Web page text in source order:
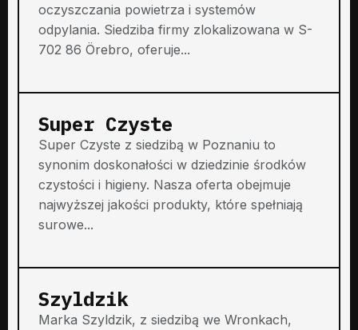
oczyszczania powietrza i systemów
odpylania. Siedziba firmy zlokalizowana w S-
702 86 Örebro, oferuje...
Super Czyste
Super Czyste z siedzibą w Poznaniu to
synonim doskonałości w dziedzinie środków
czystości i higieny. Nasza oferta obejmuje
najwyższej jakości produkty, które spełniają
surowe...
Szyldzik
Marka Szyldzik, z siedzibą we Wronkach,